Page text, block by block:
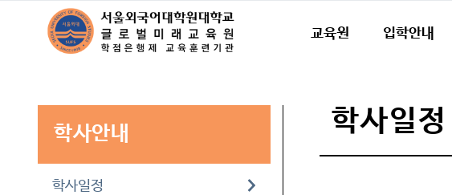
교육원 입학안내
학사안내
학사일정
학사일정